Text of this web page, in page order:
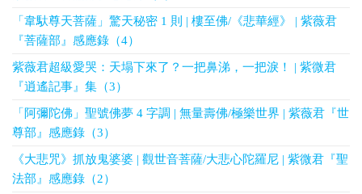
「韋馱尊天菩薩」驚天秘密 1 則 | 樓至佛/《悲華經》 | 紫薇君
『菩薩部』感應錄（4）
紫薇君超級愛哭：天塌下來了？一把鼻涕，一把淚！ | 紫微君
『逍遙記事』集（3）
「阿彌陀佛」聖號佛夢 4 字調 | 無量壽佛/極樂世界 | 紫薇君『世
尊部』感應錄（3）
《大悲咒》抓放鬼婆婆 | 觀世音菩薩/大悲心陀羅尼 | 紫微君『聖
法部』感應錄（2）